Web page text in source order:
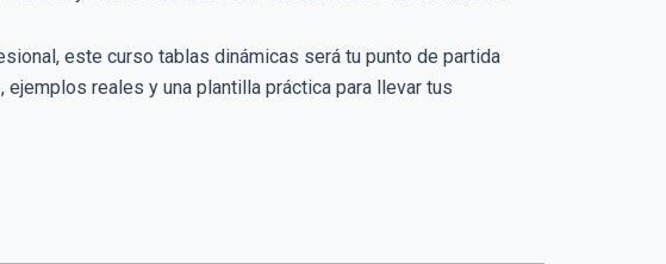
este curso tablas dinámicas será tu punto de partida
reales y una plantilla práctica para llevar tus